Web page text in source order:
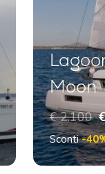
Moon
€ 2.100
Sconti-